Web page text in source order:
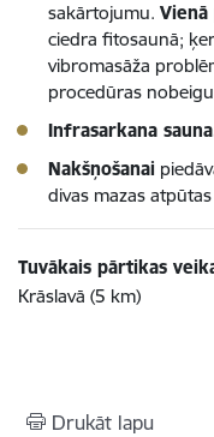
sakārtojumu.
ciedra fitosaunā;
vibromasāža
procedūras
Infrasarkana
Nakšņošanai
divas mazas
Tuvākais pārtikas
Krāslavā (5 km)
Drukāt lapu